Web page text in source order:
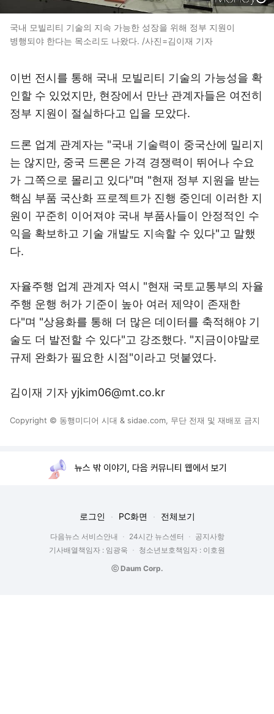
국내 모빌리티 기술의 지속 가능한 성장을 위해 정부 지원이
병행되야 한다는 목소리도 나왔다. /사진=김이재 기자
이번 전시를 통해 국내 모빌리티 기술의 가능성을 확
인할 수 있었지만, 현장에서 만난 관계자들은 여전히
정부 지원이 절실하다고 입을 모았다.
드론 업계 관계자는 "국내 기술력이 중국산에 밀리지
는 않지만, 중국 드론은 가격 경쟁력이 뛰어나 수요
가 그쪽으로 몰리고 있다"며 "현재 정부 지원을 받는
핵심 부품 국산화 프로젝트가 진행 중인데 이러한 지
원이 꾸준히 이어져야 국내 부품사들이 안정적인 수
익을 확보하고 기술 개발도 지속할 수 있다"고 말했
다.
자율주행 업계 관계자 역시 "현재 국토교통부의 자율
주행 운행 허가 기준이 높아 여러 제약이 존재한
다"며 "상용화를 통해 더 많은 데이터를 축적해야 기
술도 더 발전할 수 있다"고 강조했다. "지금이야말로
규제 완화가 필요한 시점"이라고 덧붙였다.
김이재 기자 yjkim06@mt.co.kr
Copyright © 동행미디어 시대 & sidae.com, 무단 전재 및 재배포 금지
뉴스 밖 이야기, 다음 커뮤니티 웹에서 보기
로그인 PC화면 전체보기
다음뉴스 서비스안내 24시간 뉴스센터
공지사항
기사배열책임자 : 임광욱
청소년보호책임자 : 이호원
ⓒ Daum Corp.